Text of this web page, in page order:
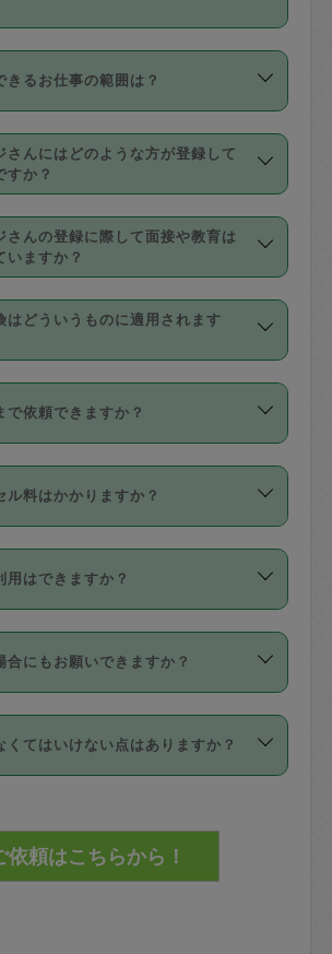
カード・プリペイドカード（Vプ
WALLETなど）は支払にはご利
や現金払いも対応していませ
スカジさんの交通費も、依頼料
求と合わせてお支払いとなりま
表示されます。
低利用回数は設けていない代わ
定数を超えたキャンセルは有償
週定期の場合は３回以上のキャ
有償（1200円、隔週定期の場合
上のキャンセルが有償（1200
通費の金額は「依頼の詳細」に
3種類あります。いずれも１回あ
間です。
９時～１２時
３時～１６時
８時～２１時
を２時間前後変更することが可
依頼送信後、個別にタスカジさ
セージを送り調整してくださ
し、２時間を越えての調整はで
らない場合、損害保険の対象外
きるお仕事の範囲は？
理収納、洗濯、買い物、料理、
です。タスカジさんによってで
の範囲が異なりますので、依頼
タスカジさんのプロフィールで
ください。
、高所での作業や危険作業、屋
業は対象外です。
さんにはどのような方が登録して
すか？
て長年の家事経験をお持ちの
士・調理師といった資格者で保
校の給食やレストランで料理関
職に従事されていた方、日本で
ウスキーパーや英語の先生とし
をしているフィリピン出身の
様々なバックグラウンドの方が
います。
話せる方など様々です。
載していますので、各自の得意
てください。
さんの登録に際して面接や教育は
いますか？
に、各自事務局との面接と説明
います。その後、身分証明書の
をしていただいています。外国
います。タスカジさんトレーニ
を使ったセルフトレーニングの
イアルを受け、合格したタスカ
活動されています。
ンターの講評は１件目のレビュ
詳細】タスカジさんの登録に際
はどういうものに適用されます
タスカジさんとの間でタスカジ
成立した作業時間内での作業に
ます。作業範囲は、掃除、洗
業中に物を壊したり、人にけが
りした場合が対象で、補償金額
り、
：
損害賠償保険について教えて
で依頼できますか？
、現在を起点に3日後（72時間
日時から受付可能となっていま
さんへ「募集」をかけることが
。
ル料はかかりますか？
ル料には、以下の2種類がありま
ャンセル（定期、スポット契約
超える※と、以下のキャンセル
します。
ンセル料：
前〜24時間前＝依頼料金の50%
用はできますか？
利用」というメニューはありま
「一回のみ」依頼を活用するこ
て、気に入ったタスカジさんを
件の合う気になるタスカジさ
さい。
一番気に入ったタスカジさんに
合にもお願いできますか？
合の作業はタスカジさんの同意
す。数回の依頼ののち、タスカ
依頼者の間で十分な信頼関係が
い。
部屋に入るためにタスカジさん
くてはいけない点はありますか？
鍵のかかるロッカーや金庫に入
者の責任の元管理するよう心掛
さい。